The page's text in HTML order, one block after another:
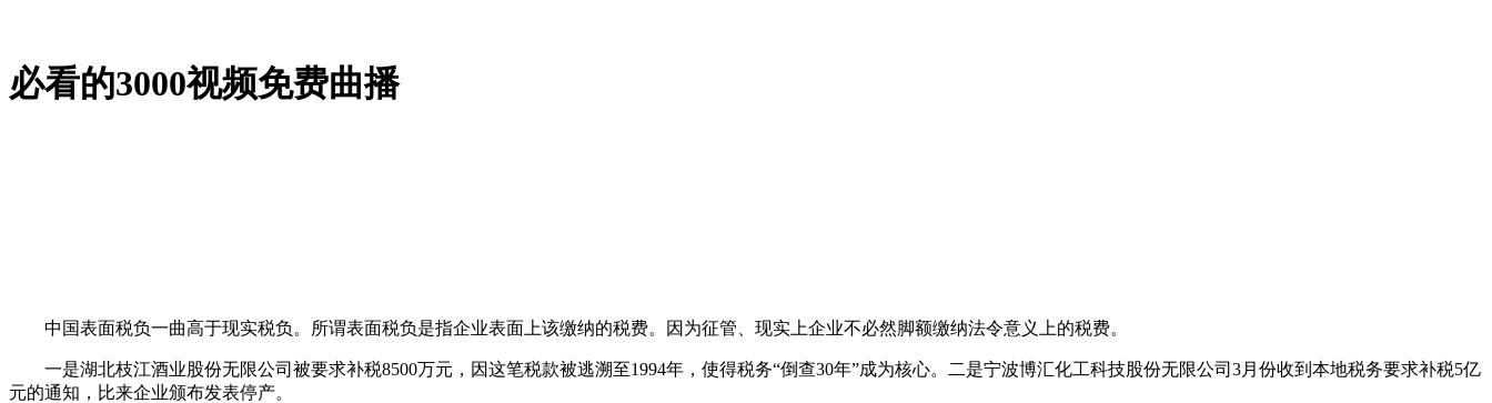
必看的3000视频免费曲播
中国表面税负一曲高于现实税负。所谓表面税负是指企业表面上该缴纳的税费。因为征管、现实上企业不必然脚额缴纳法令意义上的税费。
一是湖北枝江酒业股份无限公司被要求补税8500万元，因这笔税款被逃溯至1994年，使得税务“倒查30年”成为核心。二是宁波博汇化工科技股份无限公司3月份收到本地税务要求补税5亿
元的通知，比来企业颁布发表停产。